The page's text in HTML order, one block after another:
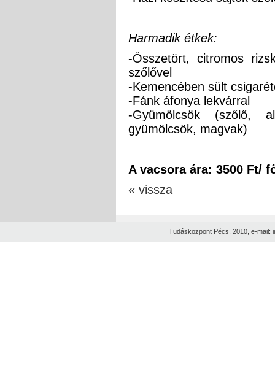
Harmadik étkek:
-Összetört, citromos
szőlővel
-Kemencében sült
-Fánk áfonya lekvárral
-Gyümölcsök (szőlő,
gyümölcsök, magvak)
A vacsora ára: 3500 Ft/
« vissza
Tudásközpont Pécs, 2010, e-mail: